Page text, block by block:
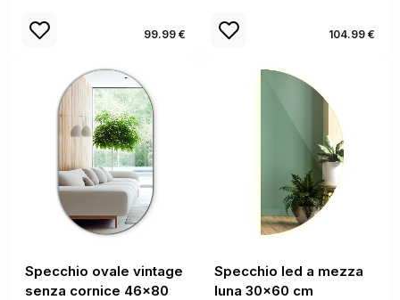
99.99 € 104.99 €
Specchio ovale vintage
senza cornice 46x80
Specchio led a mezza
luna 30x60 cm